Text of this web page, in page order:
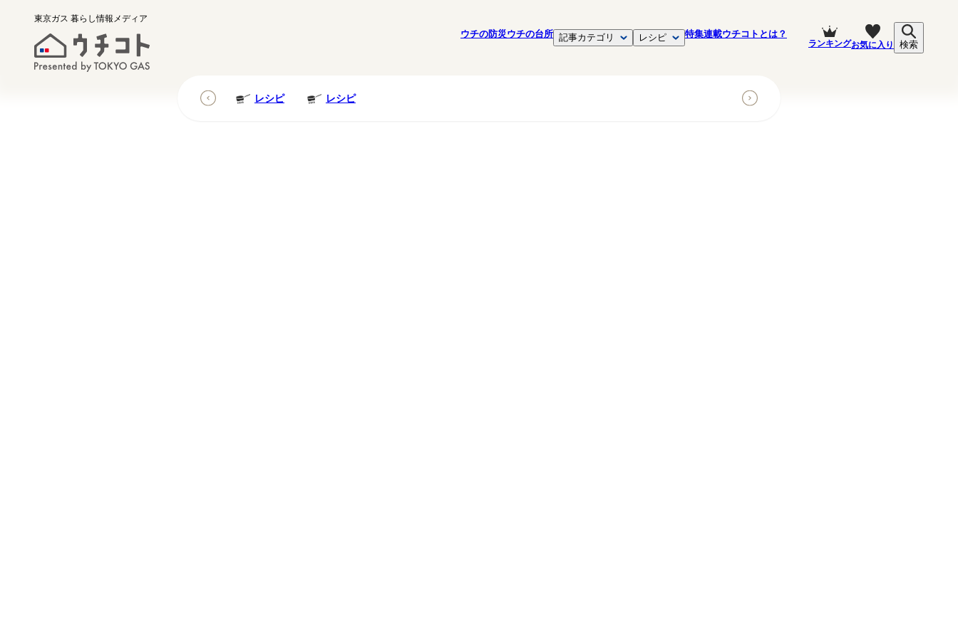
東京ガス 暮らし情報メディア
ウチの防災ウチの台所 記事カテゴリ レシピ 特集連載ウチコトとは？
ランキングお気に入り 検索
レシピ レシピ レシピ